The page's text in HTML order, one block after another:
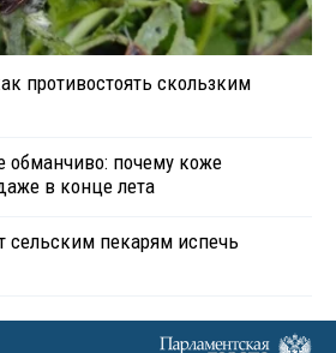
противостоять скользким
обманчиво: почему коже
в конце лета
сельским пекарям испечь